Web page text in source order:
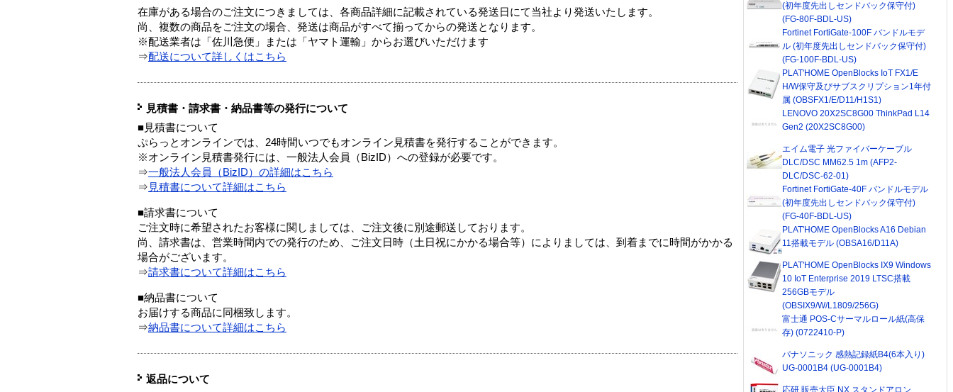
在庫がある場合のご注文につきましては、各商品詳細に記載されている発送日にて当社より発送いたします。
尚、複数の商品をご注文の場合、発送は商品がすべて揃ってからの発送となります。
※配送業者は「佐川急便」または「ヤマト運輸」からお選びいただけます
⇒配送について詳しくはこちら
見積書・請求書・納品書等の発行について
■見積書について
ぷらっとオンラインでは、24時間いつでもオンライン見積書を発行することができます。
※オンライン見積書発行には、一般法人会員（BizID）への登録が必要です。
⇒一般法人会員（BizID）の詳細はこちら
⇒ 見積書について詳細はこちら
■請求書について
ご注文時に希望されたお客様に関しましては、ご注文後に別途郵送しております。
尚、請求書は、営業時間内での発行のため、ご注文日時（土日祝にかかる場合等）によりましては、到着までに時間がかかる
場合がございます。
⇒請求書について詳細はこちら
■納品書について
お届けする商品に同梱致します。
⇒納品書について詳細はこちら
返品について
(初年度先出しセンドバック保守付)
(FG-80F-BDL-US)
Fortinet FortiGate-100F バンドルモデ
ル (初年度先出しセンドバック保守付)
(FG-100F-BDL-US)
PLAT'HOME OpenBlocks IoT FX1/E
H/W保守及びサブスクリプション1年付
属 (OBSFX1/E/D11/H1S1)
LENOVO 20X2SC8G00 ThinkPad L14
Gen2 (20X2SC8G00)
エイム電子 光ファイバーケーブル
DLC/DSC MM62.5 1m (AFP2-
DLC/DSC-62-01)
Fortinet FortiGate-40F バンドルモデル
(初年度先出しセンドバック保守付)
(FG-40F-BDL-US)
PLAT'HOME OpenBlocks A16 Debian
11搭載モデル (OBSA16/D11A)
PLAT'HOME OpenBlocks IX9 Windows
10 IoT Enterprise 2019 LTSC搭載
256GBモデル
(OBSIX9/W/L1809/256G)
富士通 POS-Cサーマルロール紙(高保
存) (0722410-P)
パナソニック 感熱記録紙B4(6本入り)
UG-0001B4 (UG-0001B4)
応研 販売大臣 NX スタンドアロン